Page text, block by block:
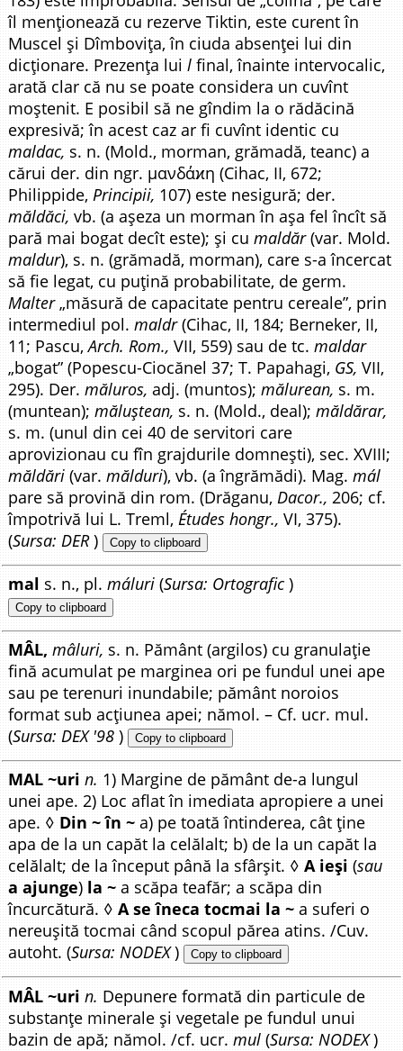
îl menționează cu rezerve Tiktin, este curent în
Muscel și Dîmbovița, în ciuda absenței lui din
dicționare. Prezența luil final, înainte intervocalic,
arată clar că nu se poate considera un cuvînt
moștenit. E posibil să ne gîndim la o rădăcină
expresivă; în acest caz ar fi cuvînt identic cu
maldac, s. n. (Mold., morman, grămadă, teanc) a
cărui der. din ngr. μανδάϰη (Cihac, II, 672;
Philippide,Principii, 107) este nesigură; der.
măldăci, vb. (a așeza un morman în așa fel încît să
pară mai bogat decît este); și cumaldăr(var. Mold.
maldur), s. n. (grămadă, morman), care s-a încercat
să fie legat, cu puțină probabilitate, de germ.
Malter„măsură de capacitate pentru cereale”, prin
intermediul pol.maldr(Cihac, II, 184; Berneker, II,
11; Pascu,Arch. Rom., VII, 559) sau de tc.maldar
„bogat” (Popescu-Ciocănel 37; T. Papahagi, GS, VII,
295). Der.măluros, adj. (muntos);mălurean, s. m.
(muntean);măluștean, s. n. (Mold., deal);măldărar,
s. m. (unul din cei 40 de servitori care
aprovizionau cu fîn grajdurile domnești), sec. XVIII;
măldări (var.mălduri), vb. (a îngrămădi). Mag.mál
pare să provină din rom. (Drăganu,Dacor., 206; cf.
împotrivă lui L. Treml,Études hongr., VI, 375).
(Sursa: DER) Copy to clipboard
mal s. n., pl.máluri (Sursa: Ortografic )
Copy to clipboard
MÂL, mâluri, s. n. Pământ (argilos) cu granulație
fină acumulat pe marginea ori pe fundul unei ape
sau pe terenuri inundabile; pământ noroios
format sub acțiunea apei; nămol. – Cf. ucr. mul.
(Sursa: DEX '98 ) Copy to clipboard
MAL ~uri n. 1) Margine de pământ de-a lungul
unei ape. 2) Loc aflat în imediata apropiere a unei
ape. ◊ Din ~ în ~ a) pe toată întinderea, cât ține
apa de la un capăt la celălalt; b) de la un capăt la
celălalt; de la început până la sfârșit. ◊A ieși (sau
a ajunge) la ~ a scăpa teafăr; a scăpa din
încurcătură. ◊A se îneca tocmai la ~ a suferi o
nereușită tocmai când scopul părea atins. /Cuv.
autoht. (Sursa: NODEX) Copy to clipboard
MÂL ~uri n. Depunere formată din particule de
substanțe minerale și vegetale pe fundul unui
bazin de apă; nămol. /cf. ucr.mul (Sursa: NODEX)